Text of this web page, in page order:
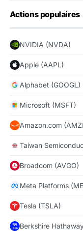
Actions populaires
NVIDIA (NVDA)
Apple (AAPL)
Alphabet (GOOGL)
Microsoft (MSFT)
Amazon.com
Taiwan
Broadcom (AVGO)
Meta Platforms
Tesla (TSLA)
Berkshire